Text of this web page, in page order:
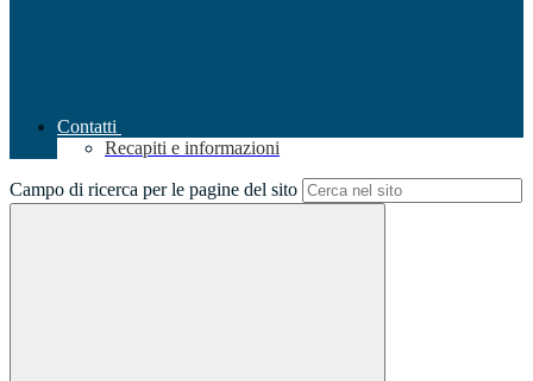
Contatti
Recapiti e informazioni
Campo di ricerca per le pagine del sito